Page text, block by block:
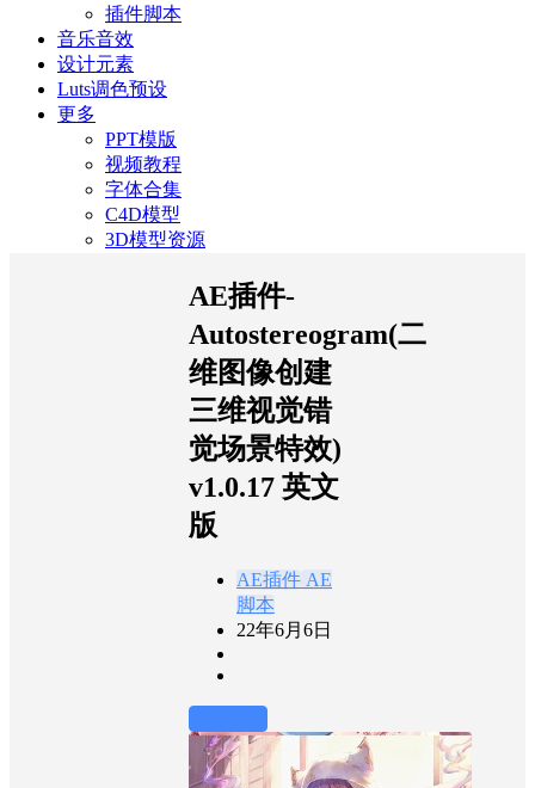
插件脚本
音乐音效
设计元素
Luts调色预设
更多
PPT模版
视频教程
字体合集
C4D模型
3D模型资源
AE插件-
Autostereogram(二
维图像创建
三维视觉错
觉场景特效)
v1.0.17 英文
版
AE插件 AE
脚本
22年6月6日